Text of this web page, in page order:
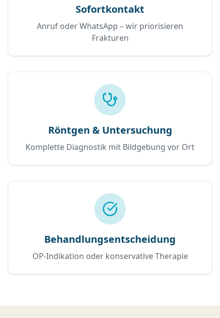
Sofortkontakt
Anruf oder WhatsApp – wir priorisieren
Frakturen
Röntgen & Untersuchung
Komplette Diagnostik mit Bildgebung vor Ort
Behandlungsentscheidung
OP-Indikation oder konservative Therapie